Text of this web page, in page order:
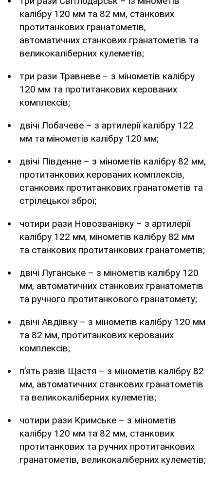
калібру 120 мм та 82 мм, станкових
протитанкових гранатометів,
автоматичних станкових гранатометів та
великокаліберних кулеметів;
три рази Травневе – з мінометів калібру
120 мм та протитанкових керованих
комплексів;
двічі Лобачеве – з артилерії калібру 122
мм та мінометів калібру 120 мм;
двічі Південне – з мінометів калібру 82 мм,
протитанкових керованих комплексів,
станкових протитанкових гранатометів та
стрілецької зброї;
чотири рази Новозванівку – з артилерії
калібру 122 мм, мінометів калібру 82 мм
та станкових протитанкових гранатометів;
двічі Луганське – з мінометів калібру 120
мм, автоматичних станкових гранатометів
та ручного протитанкового гранатомету;
двічі Авдіївку – з мінометів калібру 120 мм
та 82 мм, протитанкових керованих
комплексів;
п’ять разів Щастя – з мінометів калібру 82
мм, автоматичних станкових гранатометів
та великокаліберних кулеметів;
чотири рази Кримське – з мінометів
калібру 120 мм та 82 мм, станкових
протитанкових та ручних протитанкових
гранатометів, великокаліберних кулеметів;